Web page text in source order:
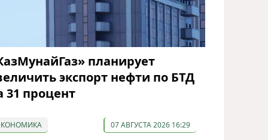
планирует
экспорт нефти по БТД
31 процент
07 АВГУСТА 2026 16:29